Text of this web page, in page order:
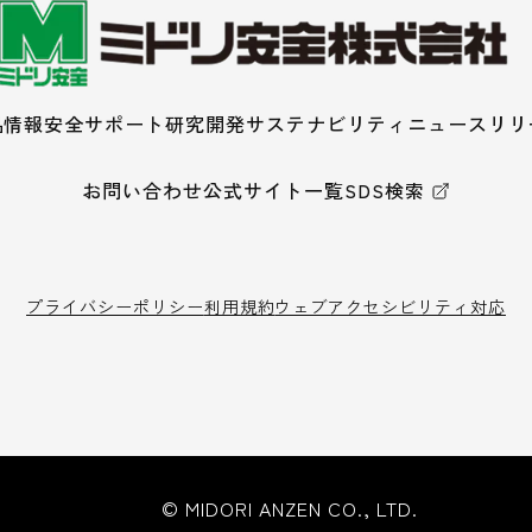
報安全サポート研究開発サステナビリティ ニュースリ
お問い合わせ公式サイト一覧SDS検索
プライバシーポリシー利用規約ウェブアクセシビリティ対応
© MIDORI ANZEN CO., LTD.